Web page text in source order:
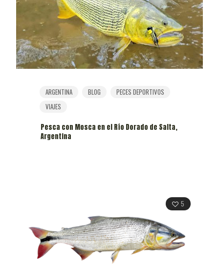
ARGENTINA BLOG
PECES DEPORTIVOS
VIAJES
Pesca con Mosca en el Río Dorado de Salta,
Argentina
5